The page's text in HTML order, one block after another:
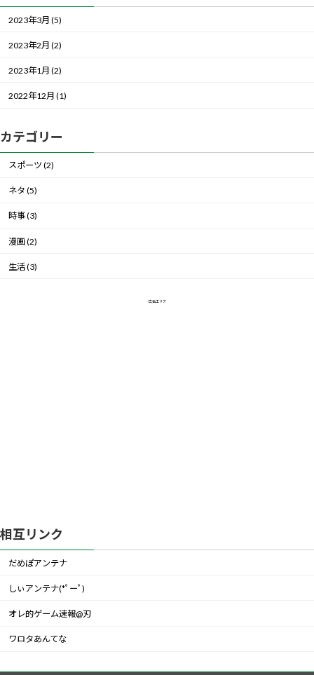
2023年3月 (5)
2023年2月 (2)
2023年1月 (2)
2022年12月 (1)
カテゴリー
スポーツ (2)
ネタ (5)
時事 (3)
漫画 (2)
生活 (3)
広告エリア
相互リンク
だめぽアンテナ
しぃアンテナ(*ﾟーﾟ)
オレ的ゲーム速報@刃
ワロタあんてな